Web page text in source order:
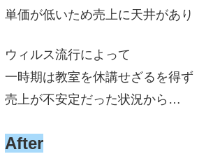
単価が低いため売上に天井があり
ウィルス流行によって
一時期は教室を休講せざるを得ず
売上が不安定だった状況から…
After